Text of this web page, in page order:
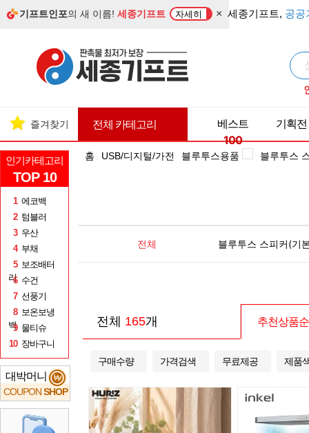
기프트인포의 새 이름! 세종기프트 자세히 × 세종기프트, 공공
인기카테고리
TOP 10
1 에코백
2 텀블러
3 우산
4 부채
5 보조배터
리6 수건
7 선풍기
8 보온보냉
백9 물티슈
10 장바구니
대박머니
COUPONSHOP
₩
즐겨찾기 전체 카테고리
베스트
100
기획전
홈 USB/디지털/가전 블루투스용품 블루투스
전체 블루투스 스피커(기
전체 165개 추천상품순
구매수량 가격검색 무료제공 제품